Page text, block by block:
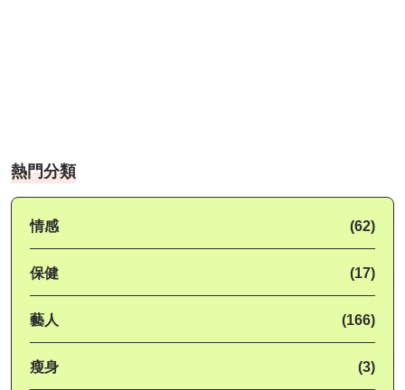
熱門分類
情感 (62)
保健 (17)
藝人 (166)
瘦身 (3)